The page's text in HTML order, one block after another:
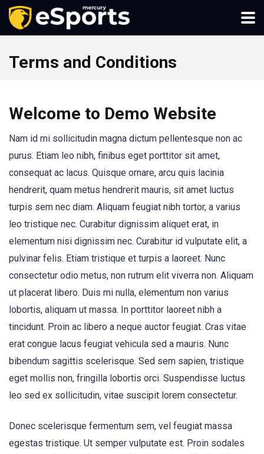
Terms and Conditions
Welcome to Demo Website
Nam id mi sollicitudin magna dictum pellentesque non ac
purus. Etiam leo nibh, finibus eget porttitor sit amet,
consequat ac lacus. Quisque ornare, arcu quis lacinia
hendrerit, quam metus hendrerit mauris, sit amet luctus
turpis sem nec diam. Aliquam feugiat nibh tortor, a varius
leo tristique nec. Curabitur dignissim aliquet erat, in
elementum nisi dignissim nec. Curabitur id vulputate elit, a
pulvinar felis. Etiam tristique et turpis a laoreet. Nunc
consectetur odio metus, non rutrum elit viverra non. Aliquam
ut placerat libero. Duis mi nulla, elementum non varius
lobortis, aliquam ut massa. In porttitor laoreet nibh a
tincidunt. Proin ac libero a neque auctor feugiat. Cras vitae
erat congue lacus feugiat vehicula sed a mauris. Nunc
bibendum sagittis scelerisque. Sed sem sapien, tristique
eget mollis non, fringilla lobortis orci. Suspendisse luctus
leo sed ex sollicitudin, vitae suscipit lorem consectetur.
Donec scelerisque fermentum sem, vel feugiat massa
egestas tristique. Ut semper vulputate est. Proin sodales